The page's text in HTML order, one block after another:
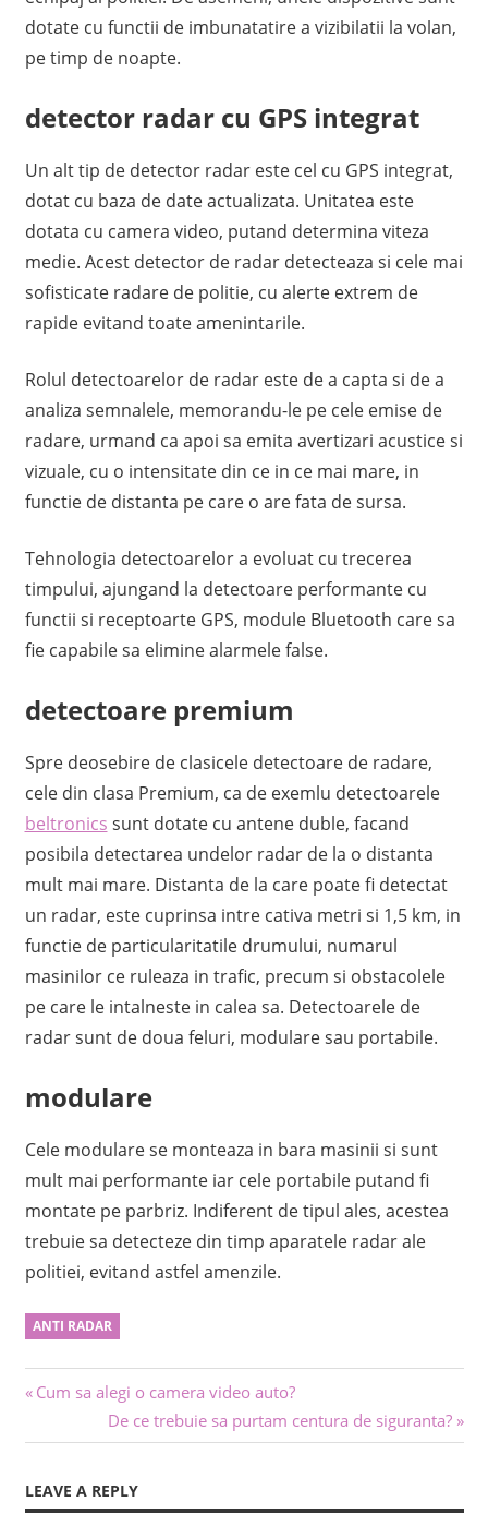
dotate cu functii de imbunatatire a vizibilatii la volan,
pe timp de noapte.
detector radar cu GPS integrat
Un alt tip de detector radar este cel cu GPS integrat,
dotat cu baza de date actualizata. Unitatea este
dotata cu camera video, putand determina viteza
medie. Acest detector de radar detecteaza si cele mai
sofisticate radare de politie, cu alerte extrem de
rapide evitand toate amenintarile.
Rolul detectoarelor de radar este de a capta si de a
analiza semnalele, memorandu-le pe cele emise de
radare, urmand ca apoi sa emita avertizari acustice si
vizuale, cu o intensitate din ce in ce mai mare, in
functie de distanta pe care o are fata de sursa.
Tehnologia detectoarelor a evoluat cu trecerea
timpului, ajungand la detectoare performante cu
functii si receptoarte GPS, module Bluetooth care sa
fie capabile sa elimine alarmele false.
detectoare premium
Spre deosebire de clasicele detectoare de radare,
cele din clasa Premium, ca de exemlu detectoarele
beltronics sunt dotate cu antene duble, facand
posibila detectarea undelor radar de la o distanta
mult mai mare. Distanta de la care poate fi detectat
un radar, este cuprinsa intre cativa metri si 1,5 km, in
functie de particularitatile drumului, numarul
masinilor ce ruleaza in trafic, precum si obstacolele
pe care le intalneste in calea sa. Detectoarele de
radar sunt de doua feluri, modulare sau portabile.
modulare
Cele modulare se monteaza in bara masinii si sunt
mult mai performante iar cele portabile putand fi
montate pe parbriz. Indiferent de tipul ales, acestea
trebuie sa detecteze din timp aparatele radar ale
politiei, evitand astfel amenzile.
ANTI RADAR
Navigare
în
articole
Previous
Cum sa alegi o camera video auto?
Next
Post:
De ce trebuie sa purtam centura de siguranta?
LEAVE A REPLY